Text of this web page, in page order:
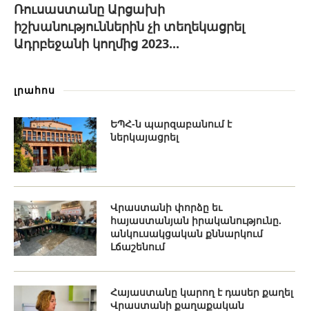
Ռուսաստանը Արցախի
իշխանություններին չի տեղեկացրել
Ադրբեջանի կողմից 2023...
լրահոս
ԵՊՀ-ն պարզաբանում է
ներկայացրել
Վրաստանի փորձը եւ
հայաստանյան իրականությունը.
անկուսակցական քննարկում
Լճաշենում
Հայաստանը կարող է դասեր քաղել
Վրաստանի քաղաքական